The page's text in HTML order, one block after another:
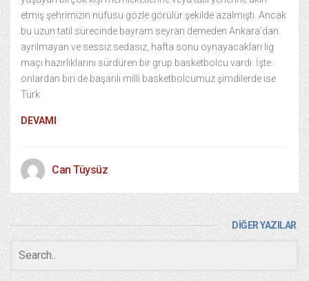
etmiş şehrimizin nüfusu gözle görülür şekilde azalmıştı. Ancak
bu uzun tatil sürecinde bayram seyran demeden Ankara’dan
ayrılmayan ve sessiz sedasız, hafta sonu oynayacakları lig
maçı hazırlıklarını sürdüren bir grup basketbolcu vardı. İşte
onlardan biri de başarılı milli basketbolcumuz şimdilerde ise
Türk
DEVAMI
Can Tüysüz
DİĞER YAZILAR